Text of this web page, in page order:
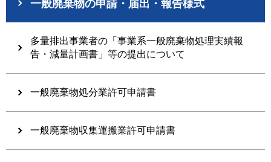
一般廃棄物の申請・届出・報告様式
多量排出事業者の「事業系一般廃棄物処理実績報
告・減量計画書」等の提出について
一般廃棄物処分業許可申請書
一般廃棄物収集運搬業許可申請書